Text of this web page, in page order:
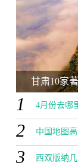
甘肃10家
1 4月份去哪
大景点)
2 中国地图
3 西双版纳